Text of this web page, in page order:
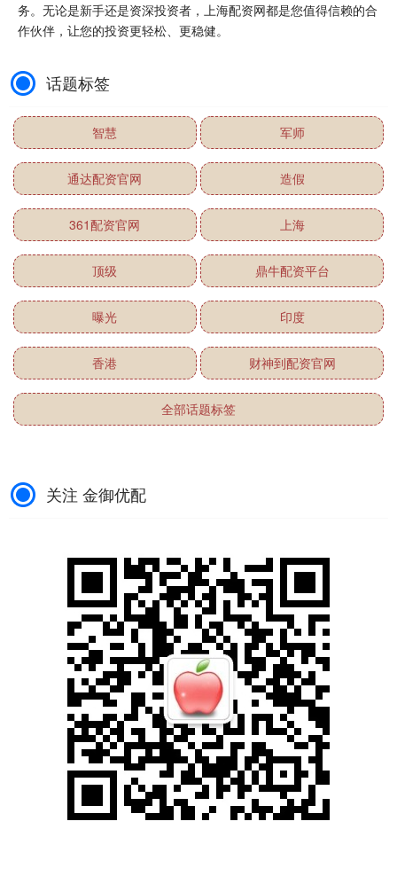
务。无论是新手还是资深投资者，上海配资网都是您值得信赖的合
作伙伴，让您的投资更轻松、更稳健。
话题标签
智慧 军师
通达配资官网 造假
361配资官网 上海
顶级 鼎牛配资平台
曝光 印度
香港 财神到配资官网
全部话题标签
关注 金御优配